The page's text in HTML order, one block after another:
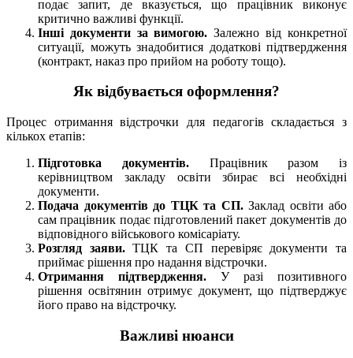
подає запит, де вказується, що працівник виконує
критично важливі функції.
Інші документи за вимогою. Залежно від конкретної
ситуації, можуть знадобитися додаткові підтвердження
(контракт, наказ про прийом на роботу тощо).
Як відбувається оформлення?
Процес отримання відстрочки для педагогів складається з
кількох етапів:
Підготовка документів.Працівник разом із
керівництвом закладу освіти збирає всі необхідні
документи.
Подача документів до ТЦК та СП.Заклад освіти або
сам працівник подає підготовлений пакет документів до
відповідного військового комісаріату.
Розгляд заяви.ТЦК та СП перевіряє документи та
приймає рішення про надання відстрочки.
Отримання підтвердження. У разі позитивного
рішення освітянин отримує документ, що підтверджує
його право на відстрочку.
Важливі нюанси